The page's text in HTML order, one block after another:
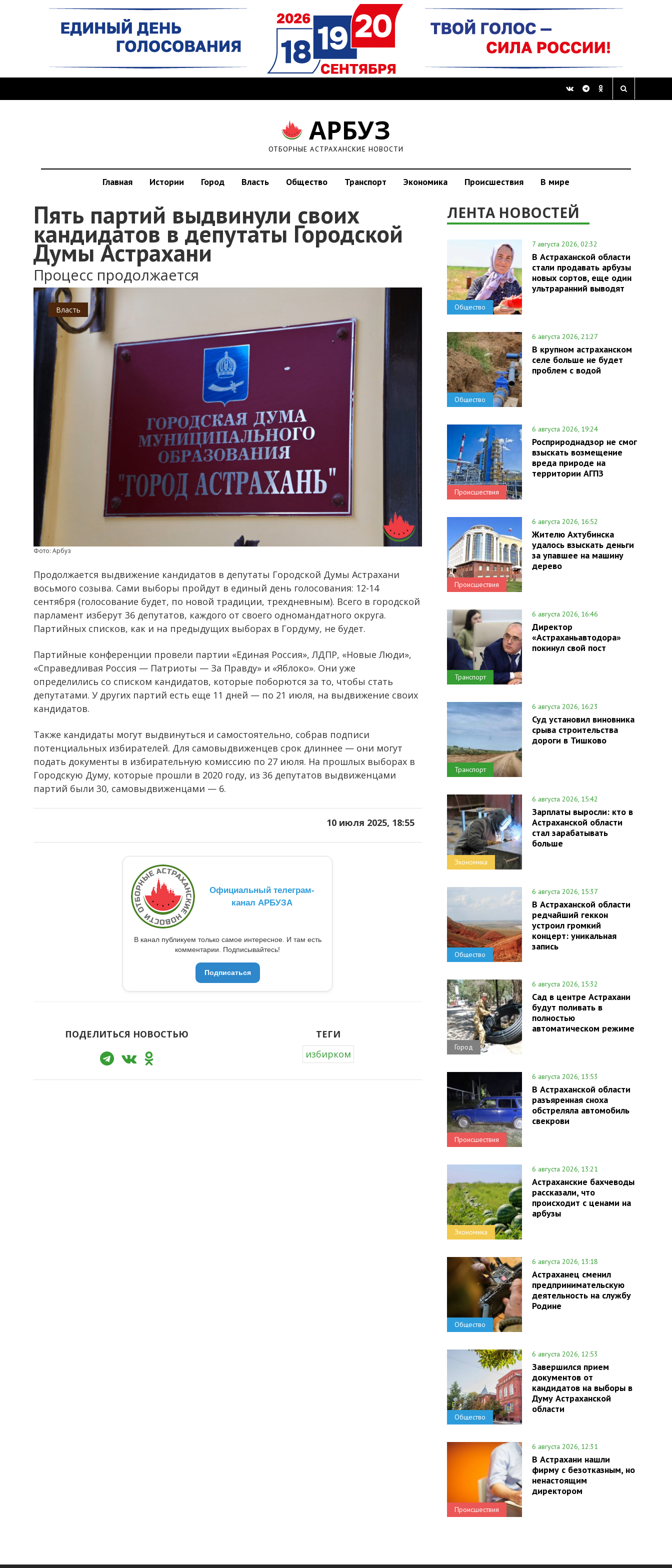
АРБУЗ
ОТБОРНЫЕ АСТРАХАНСКИЕ НОВОСТИ
Главная Истории Город Власть Общество Транспорт Экономика Происшествия В мире
Пять партий выдвинули своих
кандидатов в депутаты Городской
Думы Астрахани
Процесс продолжается
Власть
Фото: Арбуз
Продолжается выдвижение кандидатов в депутаты Городской Думы Астрахани
восьмого созыва. Сами выборы пройдут в единый день голосования: 12-14
сентября (голосование будет, по новой традиции, трехдневным). Всего в городской
парламент изберут 36 депутатов, каждого от своего одномандатного округа.
Партийных списков, как и на предыдущих выборах в Гордуму, не будет.
Партийные конференции провели партии «Единая Россия», ЛДПР, «Новые Люди»,
«Справедливая Россия — Патриоты — За Правду» и «Яблоко». Они уже
определились со списком кандидатов, которые поборются за то, чтобы стать
депутатами. У других партий есть еще 11 дней — по 21 июля, на выдвижение своих
кандидатов.
Также кандидаты могут выдвинуться и самостоятельно, собрав подписи
потенциальных избирателей. Для самовыдвиженцев срок длиннее — они могут
подать документы в избирательную комиссию по 27 июля. На прошлых выборах в
Городскую Думу, которые прошли в 2020 году, из 36 депутатов выдвиженцами
партий были 30, самовыдвиженцами — 6.
10 июля 2025, 18:55
Официальный телеграм-
канал АРБУЗА
В канал публикуем только самое интересное. И там есть
комментарии. Подписывайтесь!
Подписаться
ПОДЕЛИТЬСЯ НОВОСТЬЮ
ТЕГИ
избирком
ЛЕНТА НОВОСТЕЙ
Общество
7 августа 2026, 02:32
В Астраханской области
стали продавать арбузы
новых сортов, еще один
ультраранний выводят
Общество
6 августа 2026, 21:27
В крупном астраханском
селе больше не будет
проблем с водой
Происшествия
6 августа 2026, 19:24
Росприроднадзор не смог
взыскать возмещение
вреда природе на
территории АГПЗ
Происшествия
6 августа 2026, 16:52
Жителю Ахтубинска
удалось взыскать деньги
за упавшее на машину
дерево
Транспорт
6 августа 2026, 16:46
Директор
«Астраханьавтодора»
покинул свой пост
Транспорт
6 августа 2026, 16:23
Суд установил виновника
срыва строительства
дороги в Тишково
Экономика
6 августа 2026, 15:42
Зарплаты выросли: кто в
Астраханской области
стал зарабатывать
больше
Общество
6 августа 2026, 15:37
В Астраханской области
редчайший геккон
устроил громкий
концерт: уникальная
запись
Город
6 августа 2026, 15:32
Сад в центре Астрахани
будут поливать в
полностью
автоматическом режиме
Происшествия
6 августа 2026, 13:53
В Астраханской области
разъяренная сноха
обстреляла автомобиль
свекрови
Экономика
6 августа 2026, 13:21
Астраханские бахчеводы
рассказали, что
происходит с ценами на
арбузы
Общество
6 августа 2026, 13:18
Астраханец сменил
предпринимательскую
деятельность на службу
Родине
Общество
6 августа 2026, 12:53
Завершился прием
документов от
кандидатов на выборы в
Думу Астраханской
области
Происшествия
6 августа 2026, 12:31
В Астрахани нашли
фирму с безотказным, но
ненастоящим
директором